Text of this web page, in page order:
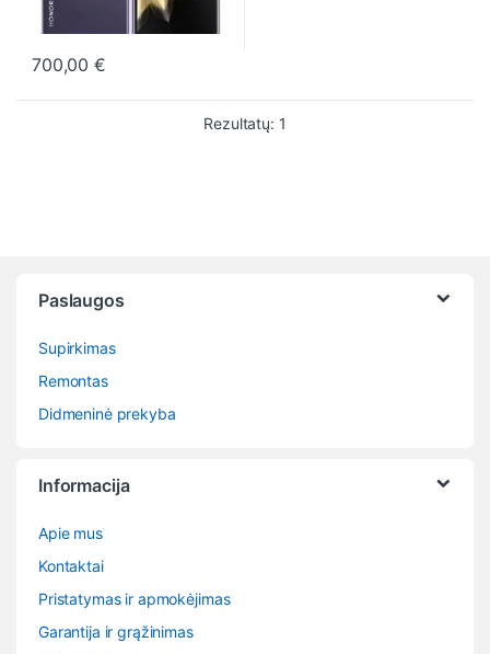
700,00€
This product has multiple variants. The options may be chosen
Rezultatų: 1
Paslaugos
Supirkimas
Remontas
Didmeninė prekyba
Informacija
Apie mus
Kontaktai
Pristatymas ir apmokėjimas
Garantija ir grąžinimas